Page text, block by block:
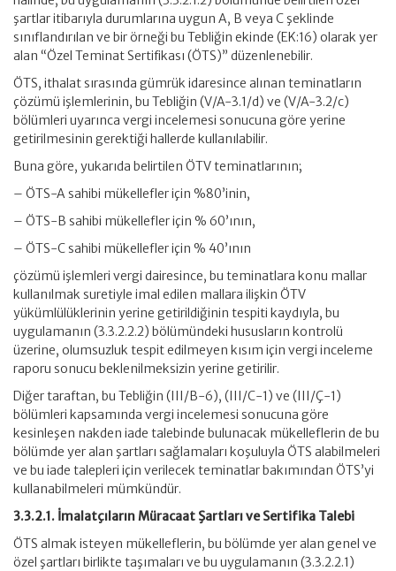
şartlar itibarıyla durumlarına uygun A, B veya C şeklinde
sınıflandırılan ve bir örneği bu Tebliğin ekinde (EK:16) olarak yer
alan “Özel Teminat Sertifikası (ÖTS)” düzenlenebilir.
ÖTS, ithalat sırasında gümrük idaresince alınan teminatların
çözümü işlemlerinin, bu Tebliğin (V/A-3.1/d) ve (V/A-3.2/c)
bölümleri uyarınca vergi incelemesi sonucuna göre yerine
getirilmesinin gerektiği hallerde kullanılabilir.
Buna göre, yukarıda belirtilen ÖTV teminatlarının;
– ÖTS-A sahibi mükellefler için %80’inin,
– ÖTS-B sahibi mükellefler için % 60’ının,
– ÖTS-C sahibi mükellefler için % 40’ının
çözümü işlemleri vergi dairesince, bu teminatlara konu mallar
kullanılmak suretiyle imal edilen mallara ilişkin ÖTV
yükümlülüklerinin yerine getirildiğinin tespiti kaydıyla, bu
uygulamanın (3.3.2.2.2) bölümündeki hususların kontrolü
üzerine, olumsuzluk tespit edilmeyen kısım için vergi inceleme
raporu sonucu beklenilmeksizin yerine getirilir.
Diğer taraftan, bu Tebliğin (III/B-6), (III/C-1) ve (III/Ç-1)
bölümleri kapsamında vergi incelemesi sonucuna göre
kesinleşen nakden iade talebinde bulunacak mükelleflerin de bu
bölümde yer alan şartları sağlamaları koşuluyla ÖTS alabilmeleri
ve bu iade talepleri için verilecek teminatlar bakımından ÖTS’yi
kullanabilmeleri mümkündür.
3.3.2.1. İmalatçıların Müracaat Şartları ve Sertifika Talebi
ÖTS almak isteyen mükelleflerin, bu bölümde yer alan genel ve
özel şartları birlikte taşımaları ve bu uygulamanın (3.3.2.2.1)